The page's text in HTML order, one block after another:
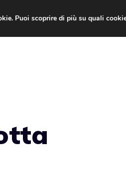
Puoi scoprire di più su quali